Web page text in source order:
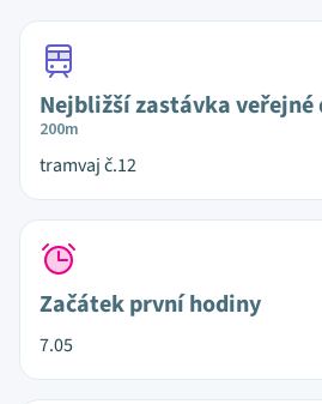
Nejbližší zastávka veřejné
200m
tramvaj č.12
Začátek první hodiny
7.05